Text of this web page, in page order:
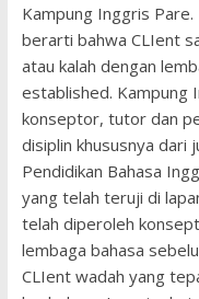
Kampung Inggris
berarti bahwa CLIent
atau kalah dengan
established. Kampung
konseptor, tutor dan
disiplin khususnya dari
Pendidikan Bahasa
yang telah teruji di
telah diperoleh
lembaga bahasa
CLIent wadah yang